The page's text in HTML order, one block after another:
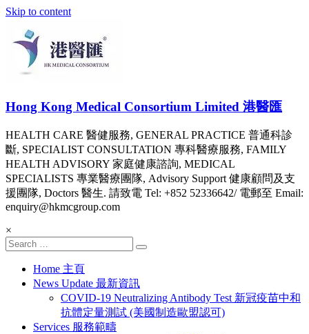
Skip to content
Hong Kong Medical Consortium Limited 港醫匯
HEALTH CARE 醫健服務, GENERAL PRACTICE 普通科診
斷, SPECIALIST CONSULTATION 專科醫療服務, FAMILY
HEALTH ADVISORY 家庭健康諮詢, MEDICAL
SPECIALISTS 專業醫療團隊, Advisory Support 健康顧問及支
援團隊, Doctors 醫生. 請致電 Tel: +852 52336642/ 電郵至 Email:
enquiry@hkmcgroup.com
×
Home 主頁
News Update 最新資訊
COVID-19 Neutralizing Antibody Test 新冠疫苗中和
抗體定量測試 (美國制造歐盟認可)
Services 服務範疇